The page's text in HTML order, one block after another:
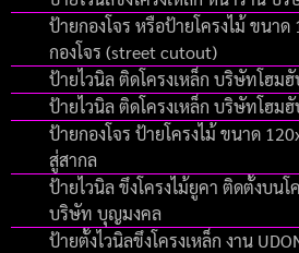
ป้ายกองโจร หรือป้ายโครงไม้ ขนา
กองโจร (street cutout)
ป้ายไวนิล ติดโครงเหล็ก บริษัทโฮม
ป้ายไวนิล ติดโครงเหล็ก บริษัทโฮม
ป้ายกองโจร ป้ายโครงไม้ ขนาด
สู่สากล
ป้ายไวนิล ขึงโครงไม้ยูคา ติดตั้งบนโ
บริษัท บุญมงคล
ป้ายตั้งไวนิลขึงโครงเหล็ก งาน